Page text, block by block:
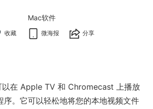
Mac软件
微海报 分享
在 Apple TV 和 Chromecast 上播放
序。它可以轻松地将您的本地视频文件